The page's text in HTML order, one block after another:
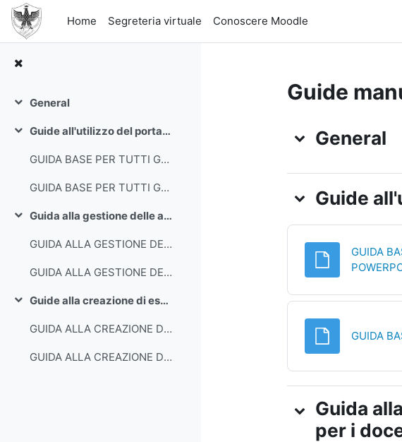
Skip to main content
Home
Segreteria virtuale Conoscere Moodle
Collapse
General
Collapse Guide all'utilizzo del portale Moodle
GUIDA BASE PER TUTTI GLI UTENTI IN POWERPOINT
GUIDA BASE PER TUTTI GLI UTENTI IN PDF
Collapse Guida alla gestione delle attività e delle risorse nei corsi per i docenti
GUIDA ALLA GESTIONE DEI CONTENUTI DEI CORSI IN POWERPOINT
GUIDA ALLA GESTIONE DEI CONTENUTI DEI CORSI IN PDF
Collapse Guide alla creazione di esami informatizzati
GUIDA ALLA CREAZIONE DI QUIZ IN POWERPOINT
GUIDA ALLA CREAZIONE DI QUIZ IN PDF
Guide
Topic
General
Guide
GUIDA
GUIDA
Guida
per i